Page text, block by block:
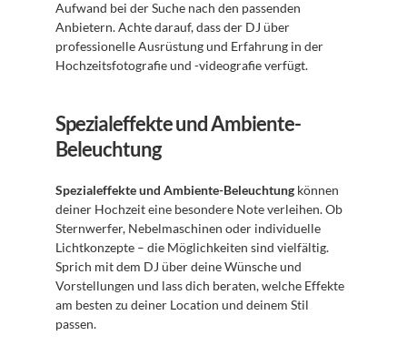
Aufwand bei der Suche nach den passenden
Anbietern. Achte darauf, dass der DJ über
professionelle Ausrüstung und Erfahrung in der
Hochzeitsfotografie und -videografie verfügt.
Spezialeffekte und Ambiente-
Beleuchtung
Spezialeffekte und Ambiente-Beleuchtung können
deiner Hochzeit eine besondere Note verleihen. Ob
Sternwerfer, Nebelmaschinen oder individuelle
Lichtkonzepte – die Möglichkeiten sind vielfältig.
Sprich mit dem DJ über deine Wünsche und
Vorstellungen und lass dich beraten, welche Effekte
am besten zu deiner Location und deinem Stil
passen.